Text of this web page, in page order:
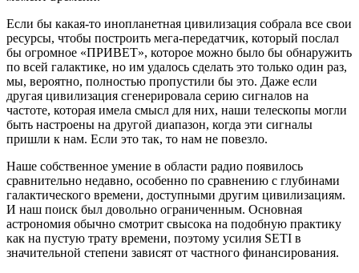
Если бы какая-то инопланетная цивилизация собрала все свои
ресурсы, чтобы построить мега-передатчик, который послал
бы огромное «ПРИВЕТ», которое можно было бы обнаружить
по всей галактике, но им удалось сделать это только один раз,
мы, вероятно, полностью пропустили бы это. Даже если
другая цивилизация сгенерировала серию сигналов на
частоте, которая имела смысл для них, наши телескопы могли
быть настроены на другой диапазон, когда эти сигналы
пришли к нам. Если это так, то нам не повезло.
Наше собственное умение в области радио появилось
сравнительно недавно, особенно по сравнению с глубинами
галактического времени, доступными другим цивилизациям.
И наш поиск был довольно ограниченным. Основная
астрономия обычно смотрит свысока на подобную практику
как на пустую трату времени, поэтому усилия SETI в
значительной степени зависят от частного финансирования.